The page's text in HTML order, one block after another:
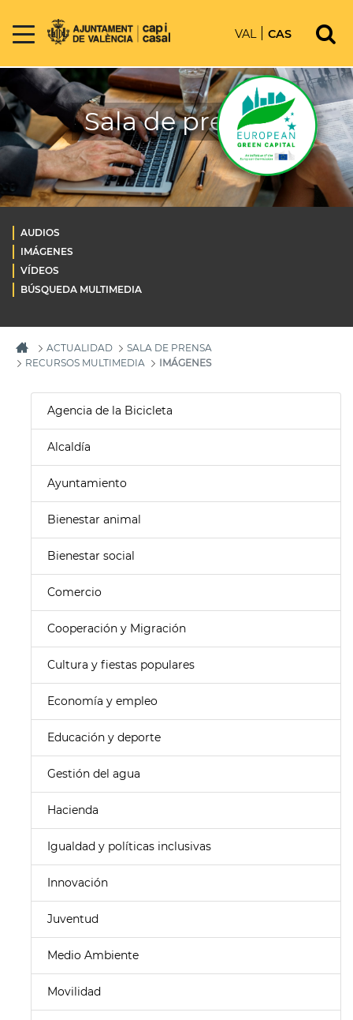
VAL CAS
Sala de prensa
AUDIOS
IMÁGENES
VÍDEOS
BÚSQUEDA MULTIMEDIA
ACTUALIDAD
SALA DE PRENSA
RECURSOS MULTIMEDIA
IMÁGENES
Agencia de la Bicicleta
Alcaldía
Ayuntamiento
Bienestar animal
Bienestar social
Comercio
Cooperación y Migración
Cultura y fiestas populares
Economía y empleo
Educación y deporte
Gestión del agua
Hacienda
Igualdad y políticas inclusivas
Innovación
Juventud
Medio Ambiente
Movilidad